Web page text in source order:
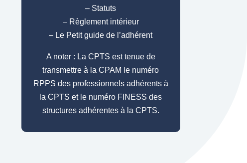
– Statuts
– Règlement intérieur
– Le Petit guide de l’adhérent
A noter : La CPTS est tenue de
transmettre à la CPAM le numéro
RPPS des professionnels adhérents à
la CPTS et le numéro FINESS des
structures adhérentes à la CPTS.